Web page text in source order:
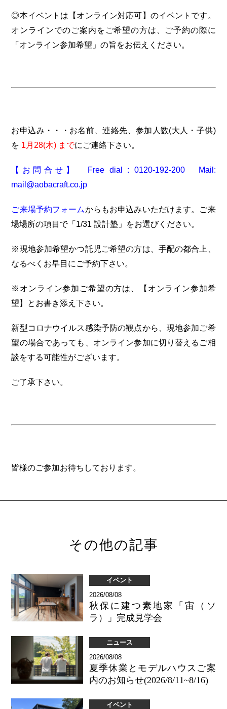
◎本イベントは【オンライン対応可】のイベントです。
オンラインでのご案内をご希望の方は、ご予約の際に
「オンライン参加希望」の旨をお伝えください。
お申込み・・・お名前、連絡先、参加人数(大人・子供)
を 1月28(木) までにご連絡下さい。
【お問合せ】 Free dial : 0120-192-200 Mail:
mail@aobacraft.co.jp
ご来場予約フォームからもお申込みいただけます。ご来
場場所の項目で「1/31 設計塾」をお選びください。
※現地参加希望かつ託児ご希望の方は、手配の都合上、
なるべくお早目にご予約下さい。
※オンライン参加ご希望の方は、【オンライン参加希
望】とお書き添え下さい。
新型コロナウイルス感染予防の観点から、現地参加ご希
望の場合であっても、オンライン参加に切り替えるご相
談をする可能性がございます。
ご了承下さい。
皆様のご参加お待ちしております。
その他の記事
イベント
2026/08/08
秋保に建つ素地家「宙（ソ
ラ）」完成見学会
ニュース
2026/08/08
夏季休業とモデルハウスご案
内のお知らせ(2026/8/11~8/16)
イベント